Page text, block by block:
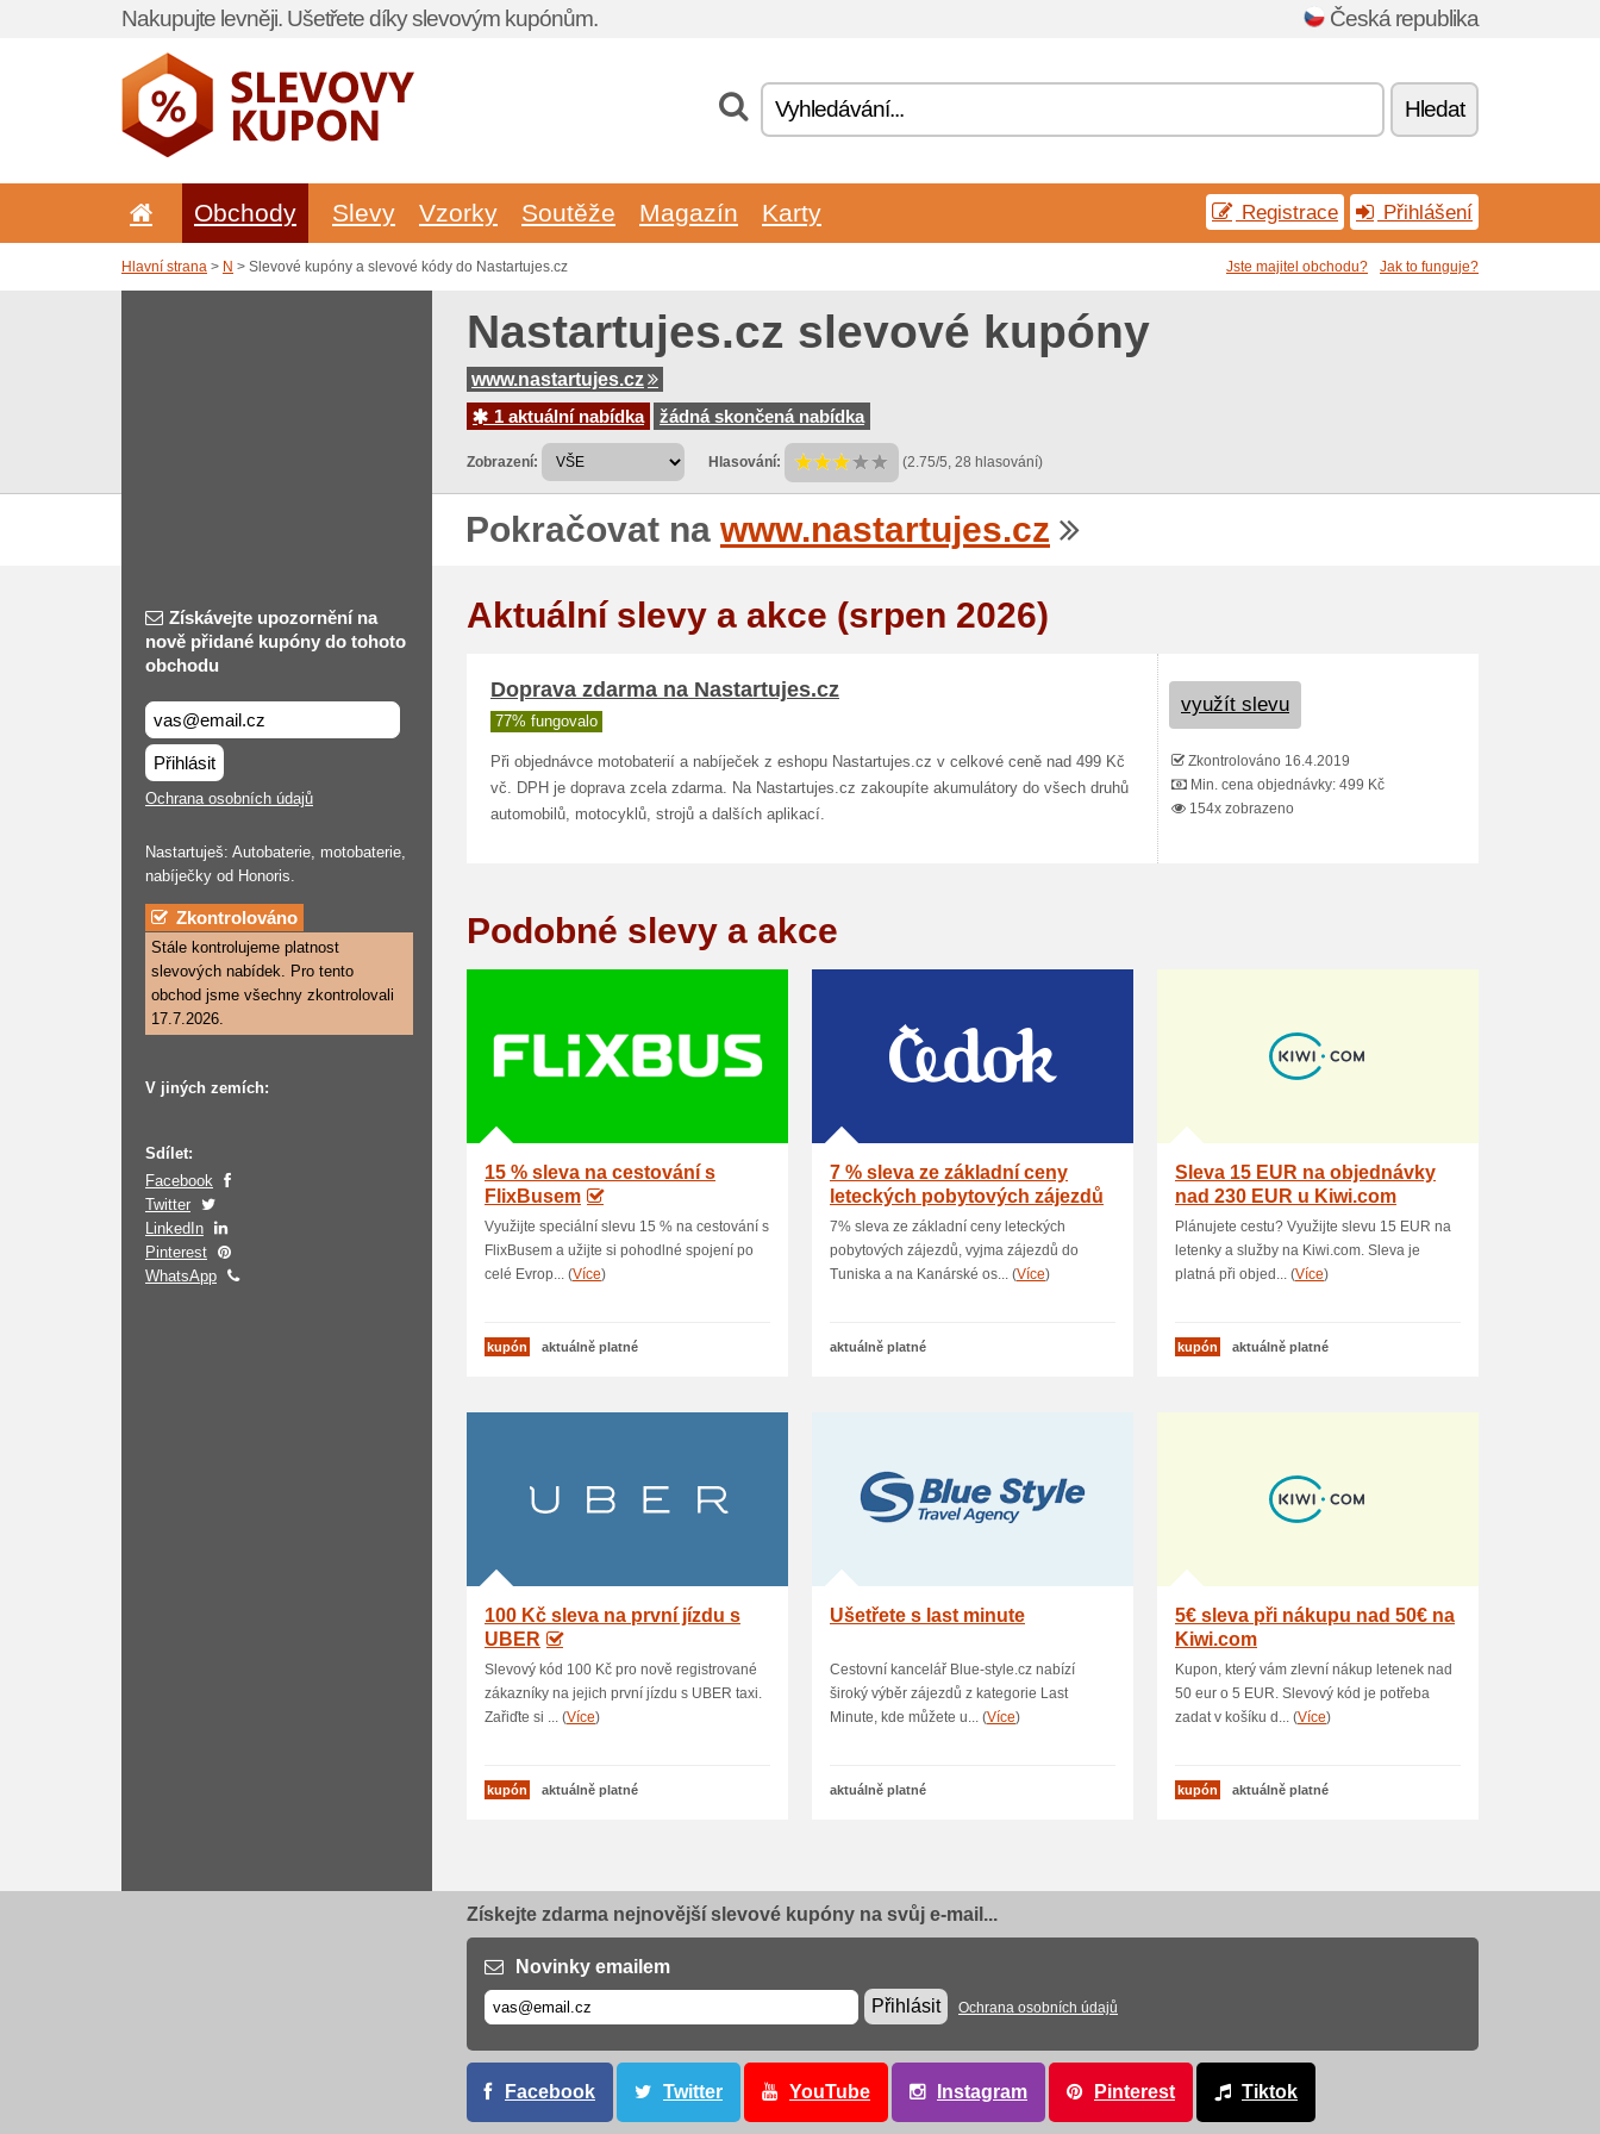
Nakupujte levněji. Ušetřete díky slevovým kupónům. Česká republika
Hledat
Obchody Slevy Vzorky Soutěže Magazín Karty Registrace Přihlášení
Hlavní strana > N > Slevové kupóny a slevové kódy do Nastartujes.cz Jste majitel obchodu? Jak to funguje?
Nastartujes.cz slevové kupóny
www.nastartujes.cz
1 aktuální nabídka
žádná skončená nabídka
Zobrazení: Hlasování: (2.75/5, 28 hlasování)
Pokračovat na www.nastartujes.cz
Získávejte upozornění na
nově přidané kupóny do tohoto
obchodu
Přihlásit
Ochrana osobních údajů
Nastartuješ: Autobaterie, motobaterie,
nabíječky od Honoris.
Zkontrolováno
Stále kontrolujeme platnost
slevových nabídek. Pro tento
obchod jsme všechny zkontrolovali
17.7.2026.
V jiných zemích:
Sdílet:
Facebook
Twitter
LinkedIn
Pinterest
WhatsApp
Aktuální slevy a akce (srpen 2026)
Doprava zdarma na Nastartujes.cz
77% fungovalo
Při objednávce motobaterií a nabíječek z eshopu Nastartujes.cz v celkové ceně nad 499 Kč
vč. DPH je doprava zcela zdarma. Na Nastartujes.cz zakoupíte akumulátory do všech druhů
automobilů, motocyklů, strojů a dalších aplikací.
využít slevu
Zkontrolováno 16.4.2019
Min. cena objednávky: 499 Kč
154x zobrazeno
Podobné slevy a akce
15 % sleva na cestování s
FlixBusem
Využijte speciální slevu 15 % na cestování s
FlixBusem a užijte si pohodlné spojení po
celé Evrop... (Více)
kupón aktuálně platné
7 % sleva ze základní ceny
leteckých pobytových zájezdů
7% sleva ze základní ceny leteckých
pobytových zájezdů, vyjma zájezdů do
Tuniska a na Kanárské os... (Více)
aktuálně platné
Sleva 15 EUR na objednávky
nad 230 EUR u Kiwi.com
Plánujete cestu? Využijte slevu 15 EUR na
letenky a služby na Kiwi.com. Sleva je
platná při objed... (Více)
kupón aktuálně platné
100 Kč sleva na první jízdu s
UBER
Slevový kód 100 Kč pro nově registrované
zákazníky na jejich první jízdu s UBER taxi.
Zařiďte si ... (Více)
kupón aktuálně platné
Ušetřete s last minute
Cestovní kancelář Blue-style.cz nabízí
široký výběr zájezdů z kategorie Last
Minute, kde můžete u... (Více)
aktuálně platné
5€ sleva při nákupu nad 50€ na
Kiwi.com
Kupon, který vám zlevní nákup letenek nad
50 eur o 5 EUR. Slevový kód je potřeba
zadat v košíku d... (Více)
kupón aktuálně platné
Získejte zdarma nejnovější slevové kupóny na svůj e-mail...
Novinky emailem
Přihlásit
Ochrana osobních údajů
Facebook Twitter YouTube Instagram Pinterest Tiktok